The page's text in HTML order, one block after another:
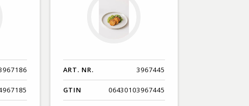
ART. NR. 3967445
GTIN 06430103967445